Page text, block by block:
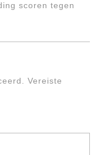
scoren tegen
Vereiste